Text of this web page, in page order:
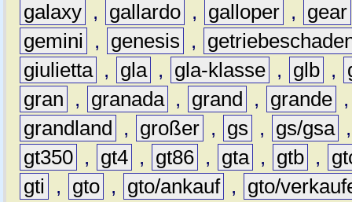
galaxy , gallardo , galloper ,
gear
gemini
, genesis ,
giulietta , gla , gla-klasse , glb ,
gran
, granada , grand , grande
grandland
, großer , gs , gs/gsa
gt350 , gt4 , gt86 , gta , gtb ,
gti
, gto , gto/ankauf ,
gto/